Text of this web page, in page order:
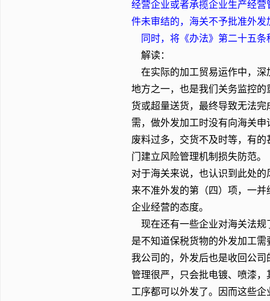
经营企业或者承揽企业生产经
件未审结的，海关不予批准外发
同时，将《办法》第二十五条
解读：
在实际的加工贸易运作中，深
地方之一，也是我们关务监控
货或超量送货，最终导致无法
需，做外发加工时没有向海关
废料过多，交货不及时等，有
门建立风险管理机制损失防范。
对于海关来说，也认识到此处
来不准外发的第（四）项，一
企业经营的态度。
现在还有一些企业对海关法规
是不知道保税货物的外发加工
我公司的，外发后也是收回公
管理很严，只会批电镀、喷漆
工序都可以外发了。因而这些